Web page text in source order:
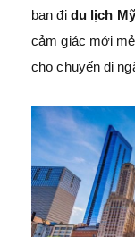
bạn đi du lịch Mỹ
cảm giác mới
cho chuyến đi